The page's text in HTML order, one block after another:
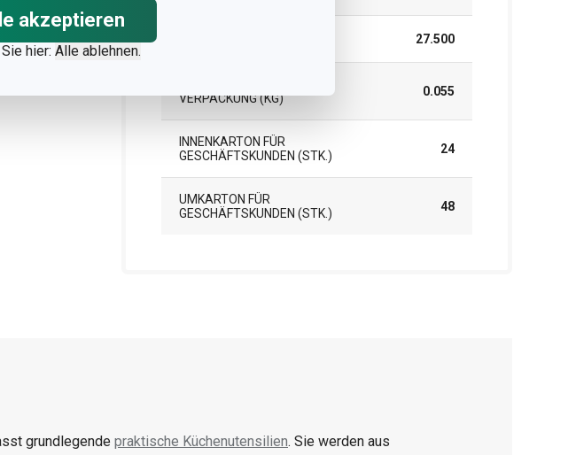
akzeptieren
hier: Alle ablehnen.
27.500
ERPACKUNG (KG)
0.055
INNENKARTON FÜR
GESCHÄFTSKUNDEN (STK.)
24
UMKARTON FÜR
GESCHÄFTSKUNDEN (STK.)
48
grundlegende praktische Küchenutensilien. Sie werden aus